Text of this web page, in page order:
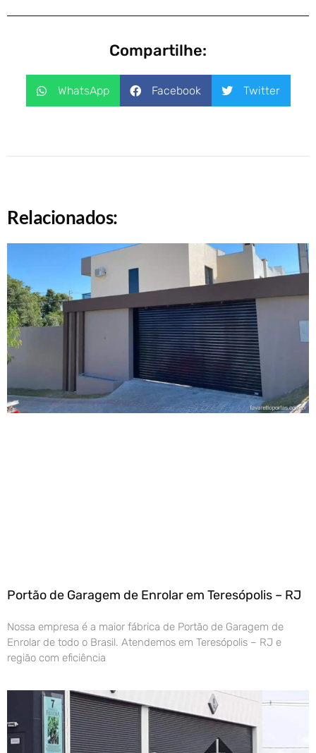
Compartilhe:
WhatsApp Facebook Twitter
Relacionados:
Portão de Garagem de Enrolar em Teresópolis – RJ
Nossa empresa é a maior fábrica de Portão de Garagem de
Enrolar de todo o Brasil. Atendemos em Teresópolis – RJ e
região com eficiência